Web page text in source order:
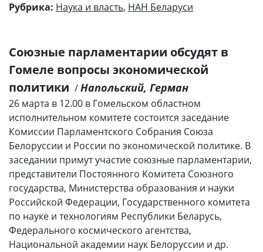
Рубрика: Наука и власть, НАН Беларуси
Союзные парламентарии обсудят в
Гомеле вопросы экономической
политики /Напольский, Герман
26 марта в 12.00 в Гомельском областном
исполнительном комитете состоится заседание
Комиссии Парламентского Собрания Союза
Белоруссии и России по экономической политике. В
заседании примут участие союзные парламентарии,
представители Постоянного Комитета Союзного
государства, Министерства образования и науки
Российской Федерации, Государственного комитета
по науке и технологиям Республики Беларусь,
Федерального космического агентства,
Национальной академии наук Белоруссии и др.